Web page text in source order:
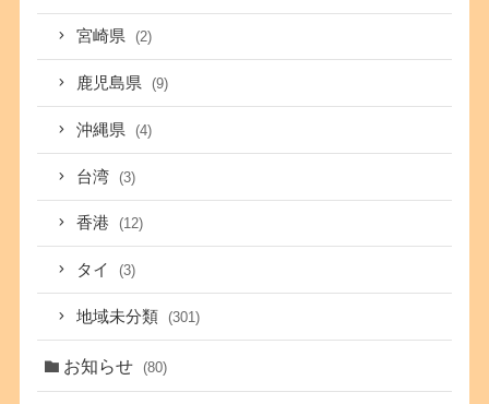
宮崎県 (2)
鹿児島県 (9)
沖縄県 (4)
台湾 (3)
香港 (12)
タイ (3)
地域未分類 (301)
お知らせ (80)